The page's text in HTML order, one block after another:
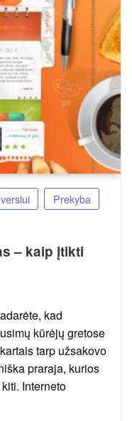
Prekyba
– kaip įtikti
kad
kūrėjų gretose
tarp užsakovo
praraja, kurios
Interneto